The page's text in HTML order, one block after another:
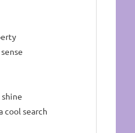
cool search